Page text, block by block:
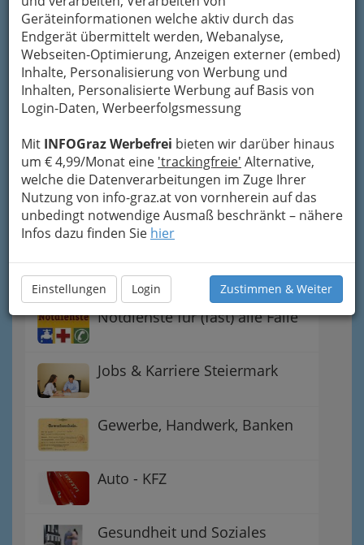
Geräteinformationen welche aktiv durch das
Endgerät übermittelt werden, Webanalyse,
Webseiten-Optimierung, Anzeigen externer (embed)
Inhalte, Personalisierung von Werbung und
Inhalten, Personalisierte Werbung auf Basis von
Login-Daten, Werbeerfolgsmessung
Mit INFOGraz Werbefrei bieten wir darüber hinaus
um € 4,99/Monat eine 'trackingfreie' Alternative,
welche die Datenverarbeitungen im Zuge Ihrer
Nutzung von info-graz.at von vornherein auf das
unbedingt notwendige Ausmaß beschränkt – nähere
Infos dazu finden Sie hier
Einstellungen Login Zustimmen & Weiter
Die wichtigsten Kategorien
Handel
Gutschein-Welt: von myToys
bis H&M, C&A u.v.m.
Gutscheine
Notdienste für (fast) alle Fälle
Jobs & Karriere Steiermark
Gewerbe, Handwerk, Banken
Auto - KFZ
Gesundheit und Soziales